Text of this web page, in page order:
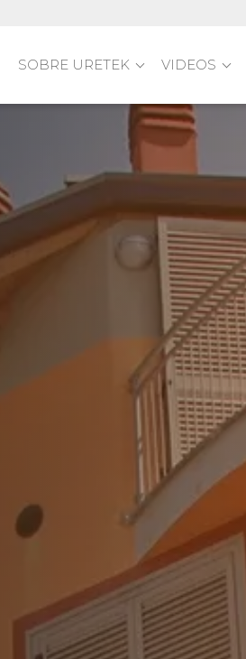
SOBRE URETEK VIDEOS